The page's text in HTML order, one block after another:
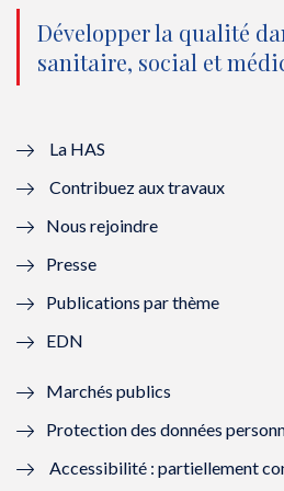
o
u
l
l
f
n
ê
t
n
o
e
e
n
ê
ê
t
Développer la qualité
sanitaire, social et
La HAS
Contribuez aux travaux
Nous rejoindre
Presse
Publications par thème
EDN
Marchés publics
Protection des données
Accessibilité : partiellement